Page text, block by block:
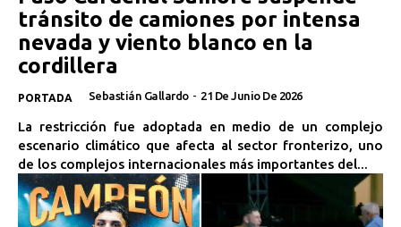
tránsito de camiones por intensa
nevada y viento blanco en la
cordillera
PORTADA Sebastián Gallardo - 21 De Junio De 2026
La restricción fue adoptada en medio de un complejo
escenario climático que afecta al sector fronterizo, uno
de los complejos internacionales más importantes del...